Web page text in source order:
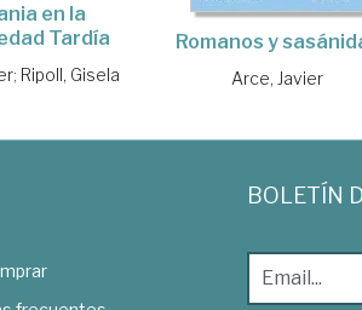
en la
Tardía
; Ripoll, Gisela
Romanos y
Arce, Javier
BOLETÍN